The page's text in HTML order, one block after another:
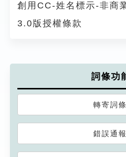
創用CC-姓名標示-非商
3.0版授權條款
詞條功
轉寄詞條
錯誤通報